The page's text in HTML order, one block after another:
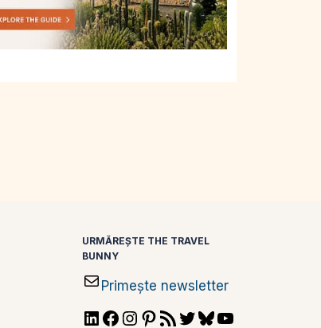
URMĂREȘTE THE TRAVEL
BUNNY
Primește newsletter
LinkedIn
Facebook
Instagram
Pinterest
RSSTwitterBluesky